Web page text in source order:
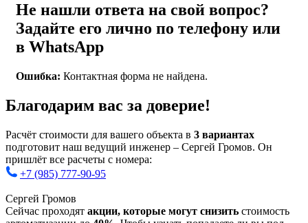
Не нашли ответа на свой вопрос?
Задайте его лично по телефону или
в WhatsApp
Ошибка: Контактная форма не найдена.
Благодарим вас за доверие!
Расчёт стоимости для вашего объекта в 3 вариантах
подготовит наш ведущий инженер – Сергей Громов. Он
пришлёт все расчеты с номера:
+7 (985) 777-90-95
Сергей Громов
Сейчас проходят акции, которые могут снизить стоимость